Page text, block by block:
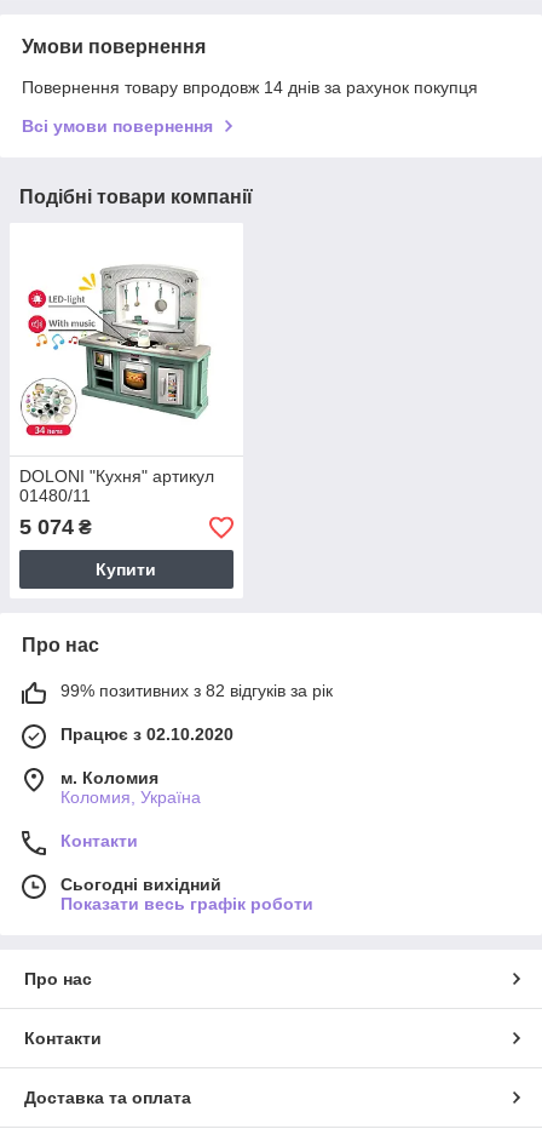
Умови повернення
Повернення товару впродовж 14 днів за рахунок покупця
Всі умови повернення
Подібні товари компанії
DOLONI "Кухня" артикул
01480/11
5 074 ₴
Купити
Про нас
99% позитивних з 82 відгуків за рік
Працює з 02.10.2020
м. Коломия
Коломия, Україна
Контакти
Сьогодні вихідний
Показати весь графік роботи
Про нас
Контакти
Доставка та оплата